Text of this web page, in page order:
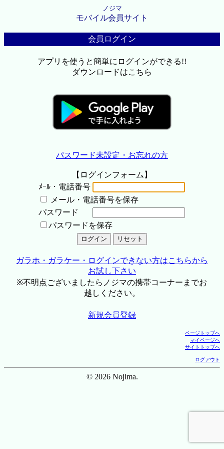
ノジマ
モバイル会員サイト
会員ログイン
アプリを使うと簡単にログインができる!!
ダウンロードはこちら
パスワード未設定・お忘れの方
【ログインフォーム】
ﾒｰﾙ・電話番号
メール・電話番号を保存
パスワード
パスワードを保存
ガラホ・ガラケー・ログインできない方はこちらから
お試し下さい
※不明点ございましたらノジマの携帯コーナーまでお
越しください。
新規会員登録
ページトップへ
マイページへ
サイトトップへ
ログアウト
© 2026 Nojima.